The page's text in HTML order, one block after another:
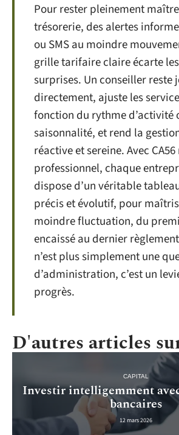
Pour rester pleinement
trésorerie, des alertes
ou SMS au moindre
grille tarifaire claire écarte
surprises. Un conseiller reste
directement, ajuste les
fonction du rythme d’activité
saisonnalité, et rend la
réactive et sereine. Avec
professionnel, chaque
dispose d’un véritable
précis et évolutif, pour
moindre fluctuation, du
encaissé au dernier
n’est plus simplement une
d’administration, c’est un
progrès.
D'autres articles
CAPITAL
Investir intelligemment
bancaires
12 mars 2026